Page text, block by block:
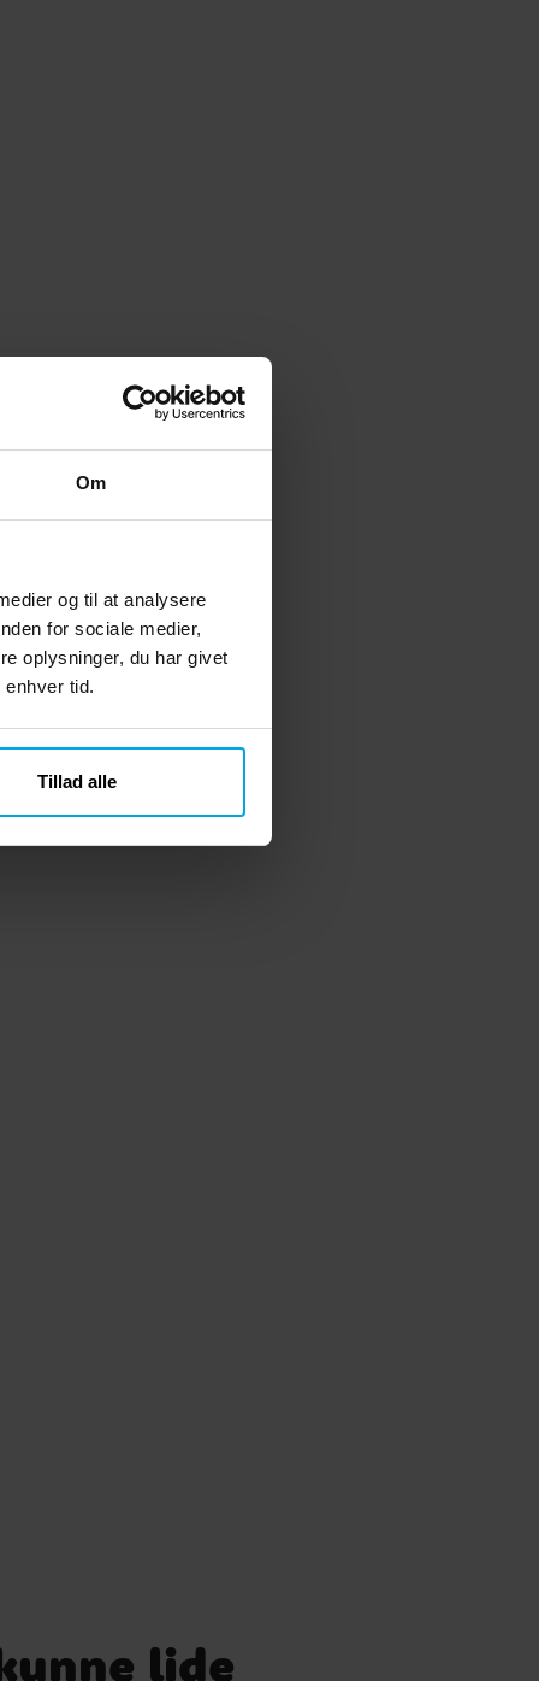
Om
og til at analysere
for sociale medier,
oplysninger, du har givet
tid.
Tillad alle
lide